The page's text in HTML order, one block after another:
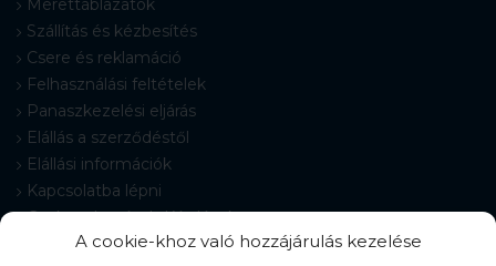
A cookie-khoz való hozzájárulás kezelése
Mérettáblázatok
Szállítás és kézbesítés
Csere és reklamáció
Felhasználási feltételek
Panaszkezelési eljárás
Elállás a szerződéstől
Elállási információk
Kapcsolatba lépni
Gyakran Ismételt Kérdések
Cookie-beállítások